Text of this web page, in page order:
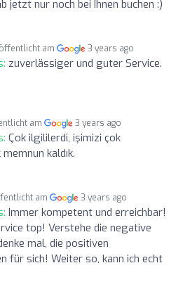
jetzt nur noch bei Ihnen buchen :)
am 3 years ago
zuverlässiger und guter Service.
am 3 years ago
Çok ilgililerdi, işimizi çok
kaldık.
am 3 years ago
Immer kompetent und erreichbar!
top! Verstehe die negative
mal, die positiven
für sich! Weiter so, kann ich echt